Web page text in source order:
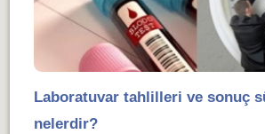
Laboratuvar tahlilleri ve sonuç
nelerdir?